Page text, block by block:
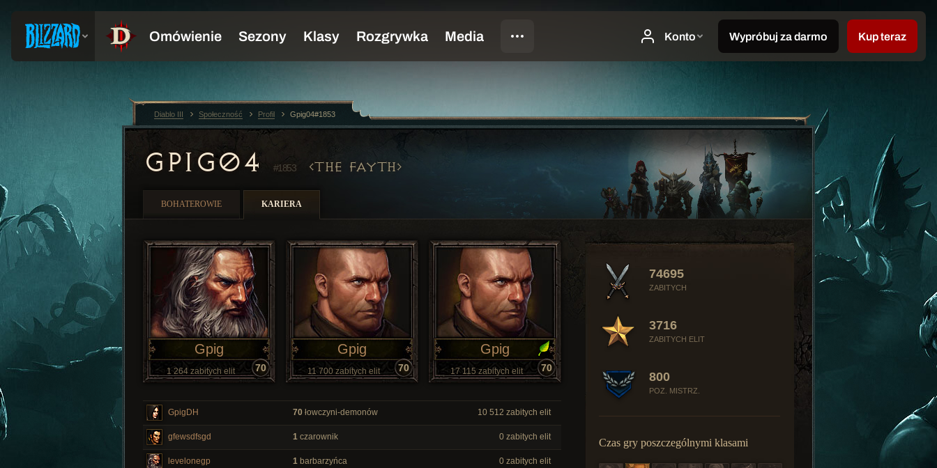
GPIG04 #1853 THE FAYTH
BOHATEROWIE KARIERA
74695
ZABITYCH
3716
ZABITYCH ELIT
800
POZ. MISTRZ.
Czas gry poszczególnymi klasami
Gpig
1 264 zabitych elit 70
Gpig
11 700 zabitych elit 70
Gpig
17 115 zabitych elit 70
GpigDH 70 łowczyni-demonów 10 512 zabitych elit
gfewsdfsgd 1 czarownik 0 zabitych elit
levelonegp 1 barbarzyńca 0 zabitych elit
Diablo III Społeczność Profil Gpig04#1853